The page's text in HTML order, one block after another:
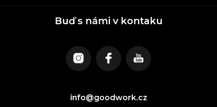
Buď s námi v kontaku
info@goodwork.cz